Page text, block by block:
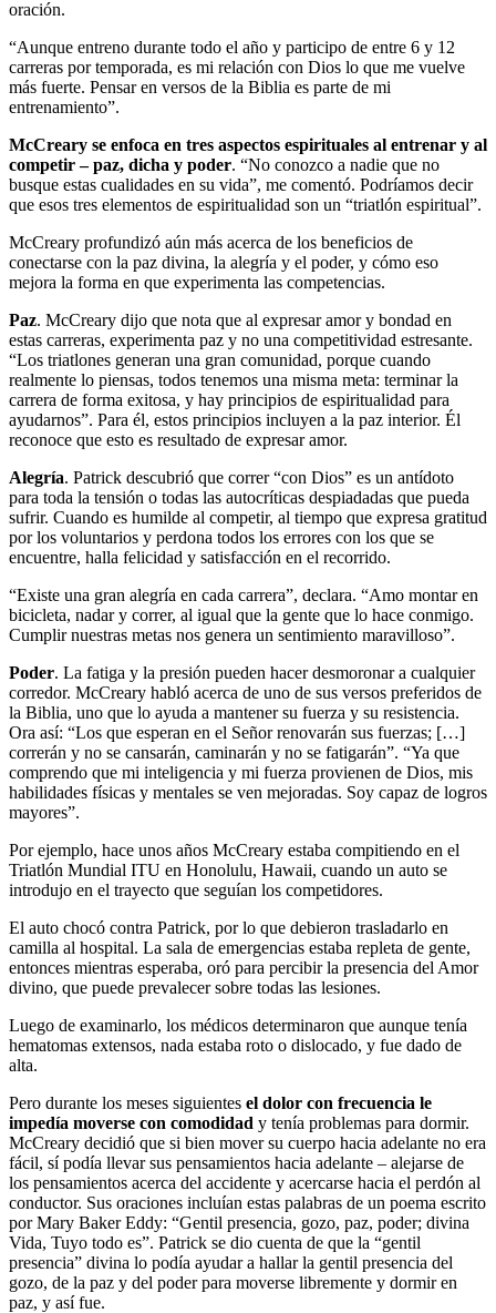
oración.
“Aunque entreno durante todo el año y participo de entre 6 y 12
carreras por temporada, es mi relación con Dios lo que me vuelve
más fuerte. Pensar en versos de la Biblia es parte de mi
entrenamiento”.
McCreary se enfoca en tres aspectos espirituales al entrenar y al
competir – paz, dicha y poder. “No conozco a nadie que no
busque estas cualidades en su vida”, me comentó. Podríamos decir
que esos tres elementos de espiritualidad son un “triatlón espiritual”.
McCreary profundizó aún más acerca de los beneficios de
conectarse con la paz divina, la alegría y el poder, y cómo eso
mejora la forma en que experimenta las competencias.
Paz. McCreary dijo que nota que al expresar amor y bondad en
estas carreras, experimenta paz y no una competitividad estresante.
“Los triatlones generan una gran comunidad, porque cuando
realmente lo piensas, todos tenemos una misma meta: terminar la
carrera de forma exitosa, y hay principios de espiritualidad para
ayudarnos”. Para él, estos principios incluyen a la paz interior. Él
reconoce que esto es resultado de expresar amor.
Alegría. Patrick descubrió que correr “con Dios” es un antídoto
para toda la tensión o todas las autocríticas despiadadas que pueda
sufrir. Cuando es humilde al competir, al tiempo que expresa gratitud
por los voluntarios y perdona todos los errores con los que se
encuentre, halla felicidad y satisfacción en el recorrido.
“Existe una gran alegría en cada carrera”, declara. “Amo montar en
bicicleta, nadar y correr, al igual que la gente que lo hace conmigo.
Cumplir nuestras metas nos genera un sentimiento maravilloso”.
Poder. La fatiga y la presión pueden hacer desmoronar a cualquier
corredor. McCreary habló acerca de uno de sus versos preferidos de
la Biblia, uno que lo ayuda a mantener su fuerza y su resistencia.
Ora así: “Los que esperan en el Señor renovarán sus fuerzas; […]
correrán y no se cansarán, caminarán y no se fatigarán”. “Ya que
comprendo que mi inteligencia y mi fuerza provienen de Dios, mis
habilidades físicas y mentales se ven mejoradas. Soy capaz de logros
mayores”.
Por ejemplo, hace unos años McCreary estaba compitiendo en el
Triatlón Mundial ITU en Honolulu, Hawaii, cuando un auto se
introdujo en el trayecto que seguían los competidores.
El auto chocó contra Patrick, por lo que debieron trasladarlo en
camilla al hospital. La sala de emergencias estaba repleta de gente,
entonces mientras esperaba, oró para percibir la presencia del Amor
divino, que puede prevalecer sobre todas las lesiones.
Luego de examinarlo, los médicos determinaron que aunque tenía
hematomas extensos, nada estaba roto o dislocado, y fue dado de
alta.
Pero durante los meses siguientes el dolor con frecuencia le
impedía moverse con comodidad y tenía problemas para dormir.
McCreary decidió que si bien mover su cuerpo hacia adelante no era
fácil, sí podía llevar sus pensamientos hacia adelante – alejarse de
los pensamientos acerca del accidente y acercarse hacia el perdón al
conductor. Sus oraciones incluían estas palabras de un poema escrito
por Mary Baker Eddy: “Gentil presencia, gozo, paz, poder; divina
Vida, Tuyo todo es”. Patrick se dio cuenta de que la “gentil
presencia” divina lo podía ayudar a hallar la gentil presencia del
gozo, de la paz y del poder para moverse libremente y dormir en
paz, y así fue.